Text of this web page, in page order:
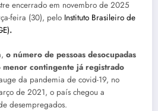
encerrado em novembro de 2025
feira (30), pelo Instituto Brasileiro de
.
o número de pessoas desocupadas
contingente já registrado
da pandemia de covid-19, no
de 2021, o país chegou a
desempregados.